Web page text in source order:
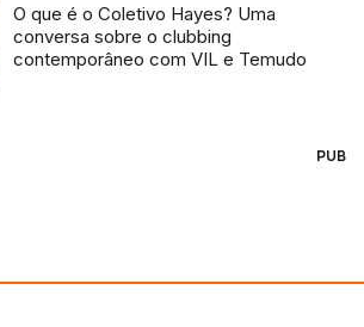
O que é o Coletivo Hayes? Uma
conversa sobre o clubbing
contemporâneo com VIL e Temudo
PUB